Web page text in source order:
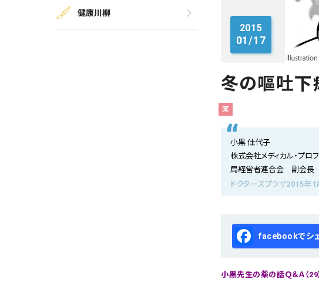
健康川柳
2015
01/17
冬の嘔吐下
薬
小黒 佳代子
株式会社メディカル・プロ
局経営者連合会 副会長
ドクターズプラザ2015年
Facebook
小黒先生の薬の話Ｑ＆Ａ（29